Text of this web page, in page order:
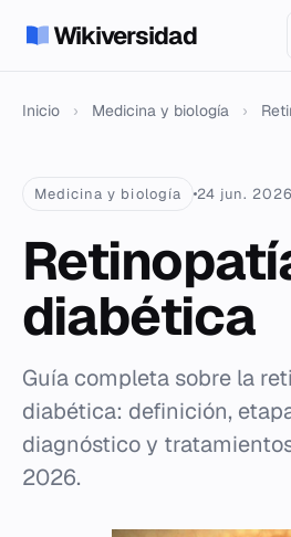
Wikiversidad
Inicio › Medicina y biología ›
Medicina y biología 24 jun.
diabética
Guía completa sobre la
diabética: definición,
diagnóstico y
2026.